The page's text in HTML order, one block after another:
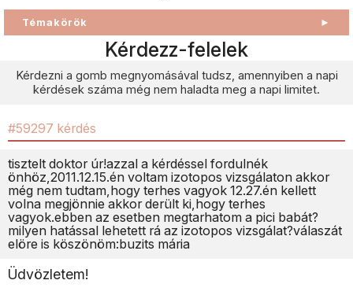
Témakörök ►
Kérdezz-felelek
Kérdezni a gomb megnyomásával tudsz, amennyiben a napi
kérdések száma még nem haladta meg a napi limitet.
#59297 kérdés
tisztelt doktor úr!azzal a kérdéssel fordulnék
önhöz,2011.12.15.én voltam izotopos vizsgálaton akkor
még nem tudtam,hogy terhes vagyok 12.27.én kellett
volna megjönnie akkor derült ki,hogy terhes
vagyok.ebben az esetben megtarhatom a pici babát?
milyen hatással lehetett rá az izotopos vizsgálat?válaszát
elöre is köszönöm:buzits mária
Üdvözletem!